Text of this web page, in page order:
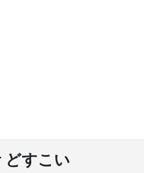
すこい